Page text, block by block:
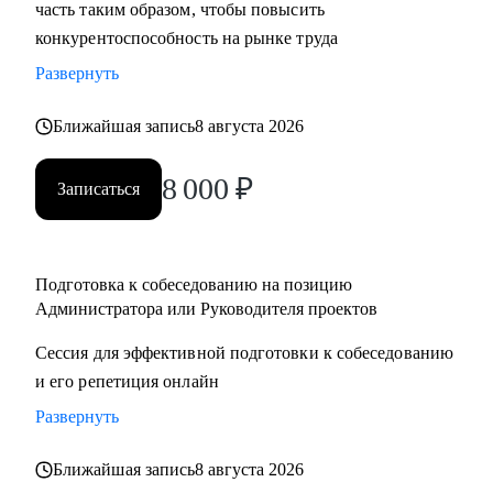
часть таким образом, чтобы повысить
конкурентоспособность на рынке труда
Развернуть
Ближайшая запись8 августа 2026
Записаться 8 000 ₽
Подготовка к собеседованию на позицию
Администратора или Руководителя проектов
Сессия для эффективной подготовки к собеседованию
и его репетиция онлайн
Развернуть
Ближайшая запись8 августа 2026